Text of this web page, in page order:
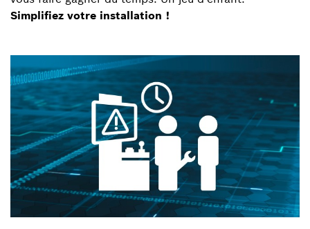
Simplifiez votre installation !